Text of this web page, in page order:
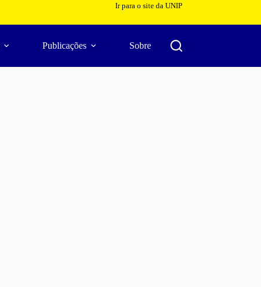
Ir para o site da UNIP
Publicações Sobre